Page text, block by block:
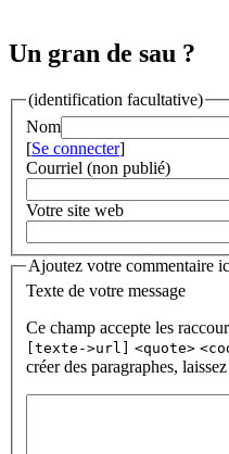
Un gran de sau ?
(identification facultative)
Nom
[Se connecter]
Courriel (non publié)
Votre site web
Ajoutez votre commentaire
Texte de votre message
Ce champ accepte les
[texte->url]
<quote>
créer des paragraphes,